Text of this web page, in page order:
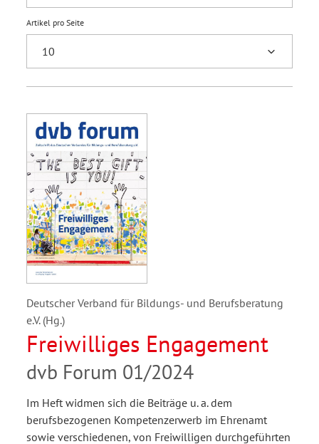
Artikel pro Seite
Deutscher Verband für Bildungs- und Berufsberatung
e.V. (Hg.)
Freiwilliges Engagement
dvb Forum 01/2024
Im Heft widmen sich die Beiträge u. a. dem
berufsbezogenen Kompetenzerwerb im Ehrenamt
sowie verschiedenen, von Freiwilligen durchgeführten